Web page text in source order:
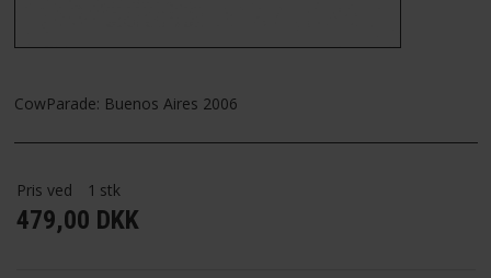
FAVORIT
FORTRYDELSESRET
CowParade: Buenos Aires 2006
Pris ved 1 stk
479,00 DKK